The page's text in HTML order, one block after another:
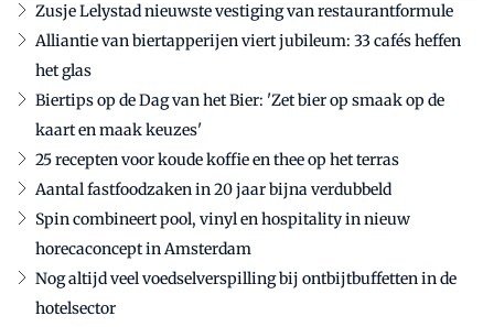
Zusje Lelystad nieuwste vestiging van restaurantformule
Alliantie van biertapperijen viert jubileum: 33 cafés heffen
het glas
Biertips op de Dag van het Bier: 'Zet bier op smaak op de
kaart en maak keuzes'
25 recepten voor koude koffie en thee op het terras
Aantal fastfoodzaken in 20 jaar bijna verdubbeld
Spin combineert pool, vinyl en hospitality in nieuw
horecaconcept in Amsterdam
Nog altijd veel voedselverspilling bij ontbijtbuffetten in de
hotelsector